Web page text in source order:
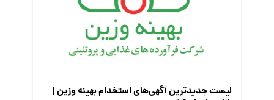
لیست جدیدترین آگهی‌های استخدام بهینه وزین |